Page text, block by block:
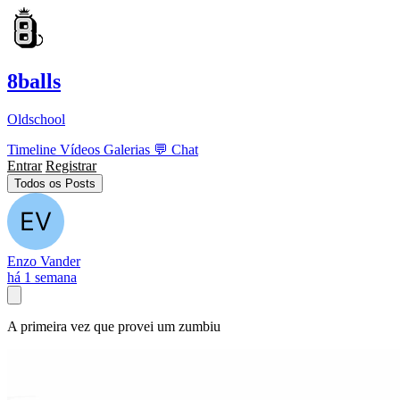
8balls
Oldschool
Timeline Vídeos Galerias 💬 Chat
Entrar Registrar
Todos os Posts
Enzo Vander
há 1 semana
A primeira vez que provei um zumbiu